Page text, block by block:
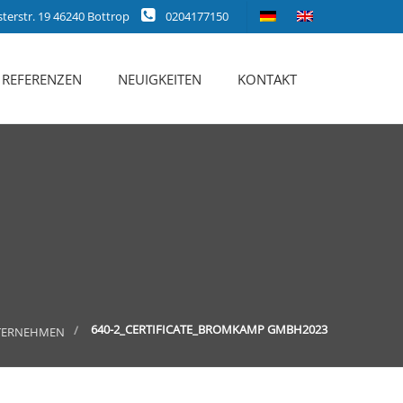
19 46240 Bottrop 0204177150
REFERENZEN NEUIGKEITEN KONTAKT
640-2_CERTIFICATE_BROMKAMP GMBH2023